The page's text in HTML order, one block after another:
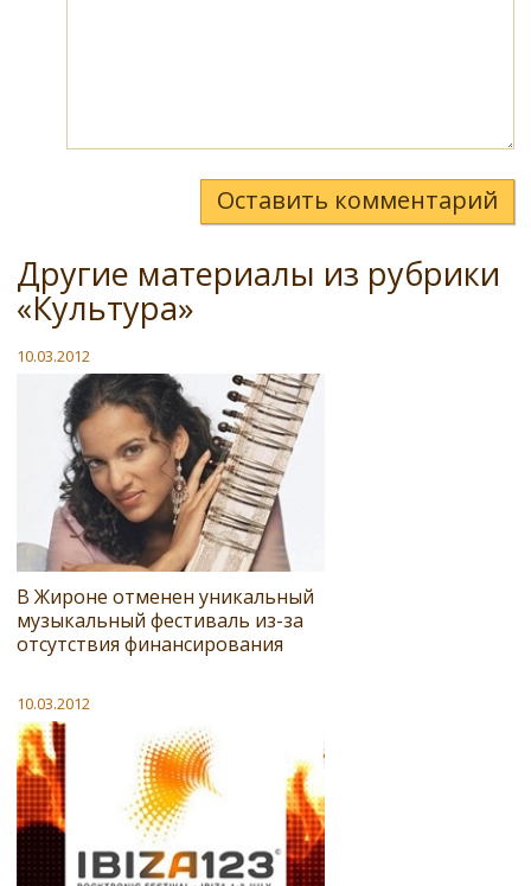
Оставить комментарий
Другие материалы из рубрики
«Культура»
10.03.2012
В Жироне отменен уникальный
музыкальный фестиваль из-за
отсутствия финансирования
10.03.2012